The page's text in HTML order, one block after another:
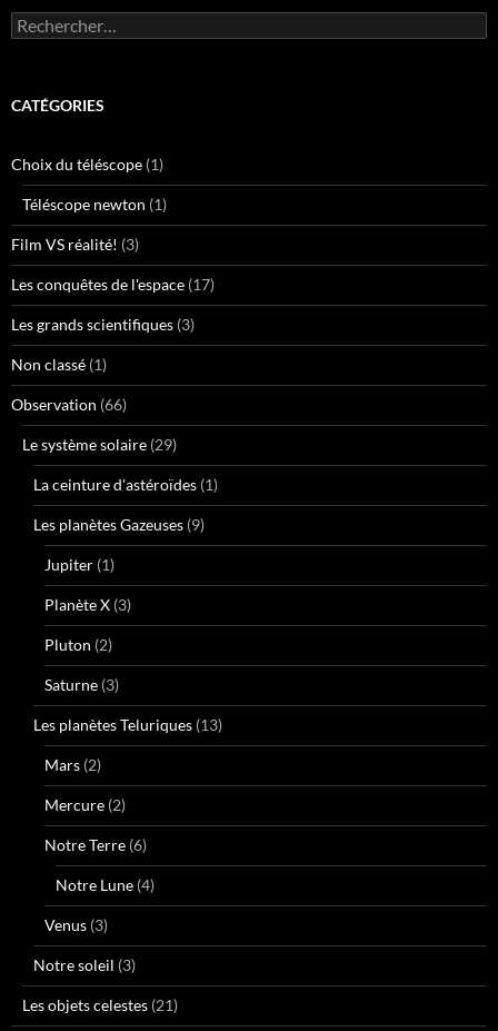
Rechercher :
CATÉGORIES
Choix du téléscope (1)
Téléscope newton (1)
Film VS réalité! (3)
Les conquêtes de l'espace (17)
Les grands scientifiques (3)
Non classé (1)
Observation (66)
Le système solaire (29)
La ceinture d'astéroïdes (1)
Les planètes Gazeuses (9)
Jupiter (1)
Planète X (3)
Pluton (2)
Saturne (3)
Les planètes Teluriques (13)
Mars (2)
Mercure (2)
Notre Terre (6)
Notre Lune (4)
Venus (3)
Notre soleil (3)
Les objets celestes (21)